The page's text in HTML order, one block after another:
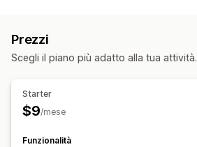
Pagina con tutte le recensioni
Prezzi
Scegli il piano più adatto alla tua attività.
Starter
$9/mese
Funzionalità